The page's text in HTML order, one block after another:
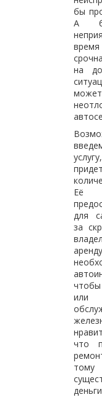
бы
А
на
Её
для
за
или
что